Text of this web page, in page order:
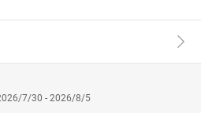
7/30 - 2026/8/5